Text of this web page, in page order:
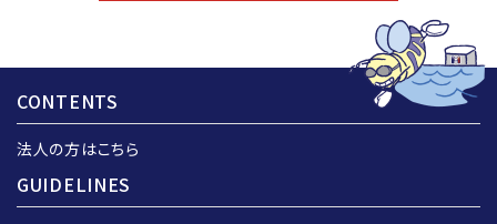
CONTENTS
法人の方はこちら
GUIDELINES